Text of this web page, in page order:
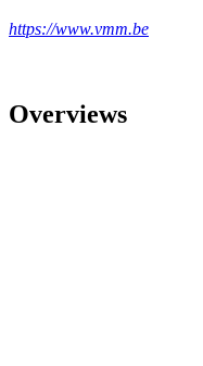
https://www.vmm.be
Overviews